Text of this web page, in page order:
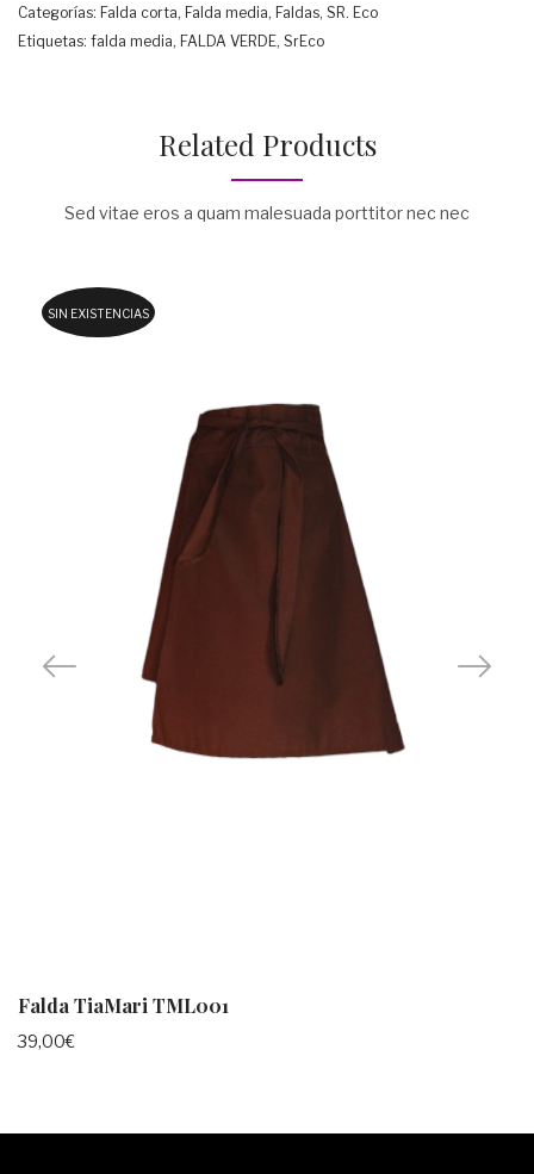
Categorías: Falda corta, Falda media, Faldas, SR. Eco
Etiquetas: falda media, FALDA VERDE, SrEco
Related Products
Sed vitae eros a quam malesuada porttitor nec nec
SIN EXISTENCIAS
Falda TiaMari TML001
39,00€